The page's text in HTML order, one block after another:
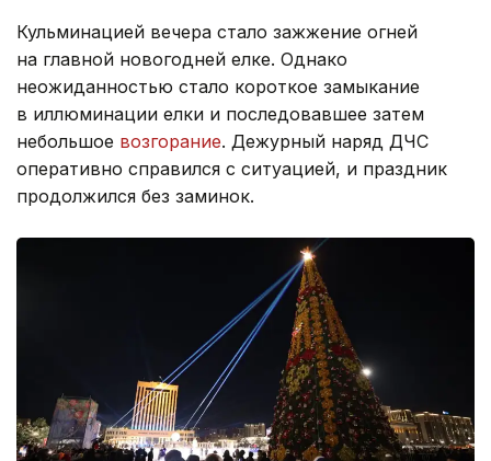
Кульминацией вечера стало зажжение огней
на главной новогодней елке. Однако
неожиданностью стало короткое замыкание
в иллюминации елки и последовавшее затем
небольшое возгорание. Дежурный наряд ДЧС
оперативно справился с ситуацией, и праздник
продолжился без заминок.